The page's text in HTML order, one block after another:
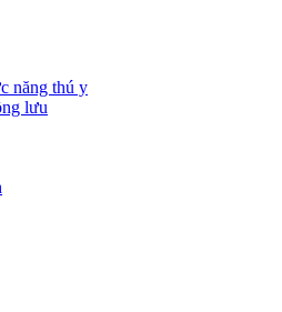
năng thú y
lưu